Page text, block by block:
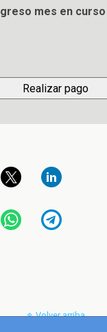
mes en curso
Volver arriba